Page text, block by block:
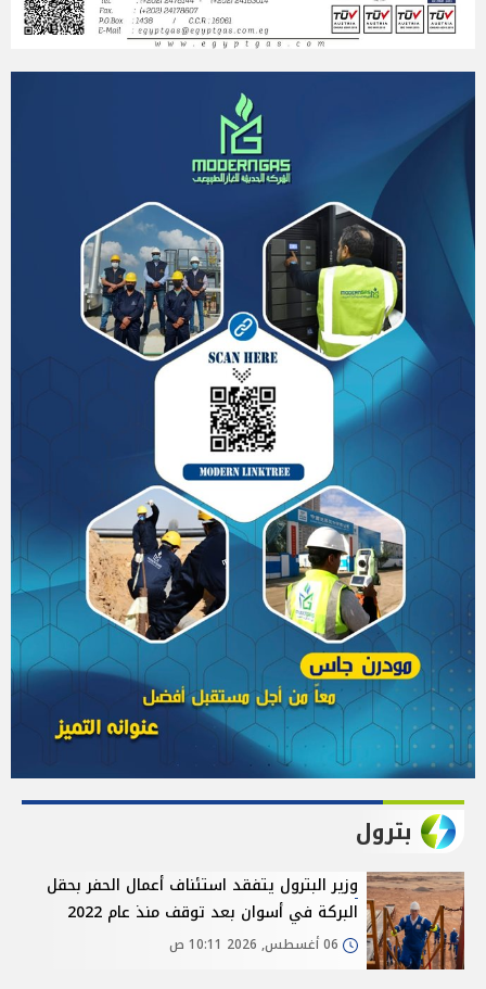
بترول
وزير البترول يتفقد استئناف أعمال الحفر بحقل
البركة في أسوان بعد توقف منذ عام 2022